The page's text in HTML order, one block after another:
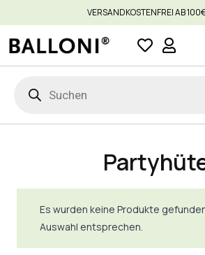
VERSANDKOSTENFREI AB
Es wurden keine Produkte
Auswahl entsprechen.